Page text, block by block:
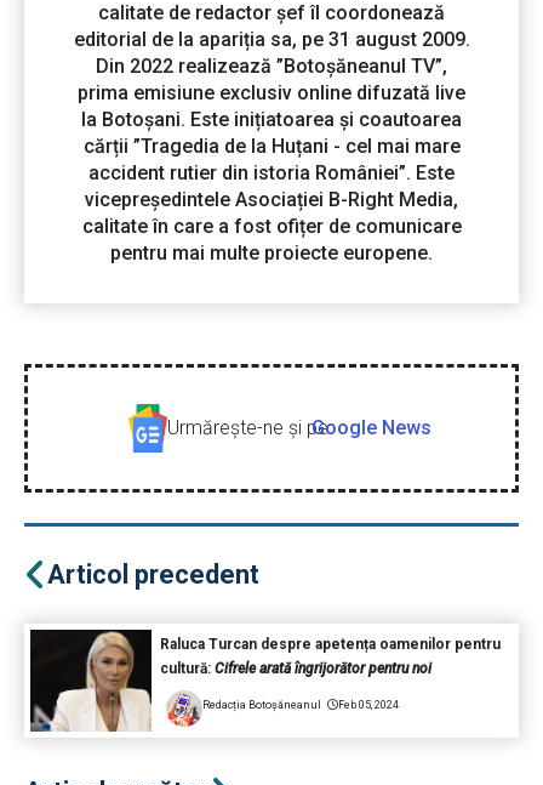
calitate de redactor șef îl coordonează
editorial de la apariția sa, pe 31 august 2009.
Din 2022 realizează ”Botoșăneanul TV”,
prima emisiune exclusiv online difuzată live
la Botoșani. Este inițiatoarea și coautoarea
cărții ”Tragedia de la Huțani - cel mai mare
accident rutier din istoria României”. Este
vicepreședintele Asociației B-Right Media,
calitate în care a fost ofițer de comunicare
pentru mai multe proiecte europene.
Urmăreşte-ne şi peGoogle News
Articol precedent
Raluca Turcan despre apetența oamenilor pentru
cultură: Cifrele arată îngrijorător pentru noi
Redacția Botoșăneanul Feb 05, 2024